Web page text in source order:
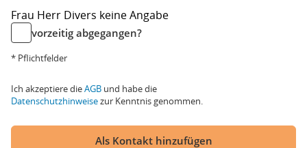
Frau Herr Divers keine Angabe
vorzeitig abgegangen?
* Pflichtfelder
Ich akzeptiere dieAGB und habe die
Datenschutzhinweisezur Kenntnis genommen.
Als Kontakt hinzufügen